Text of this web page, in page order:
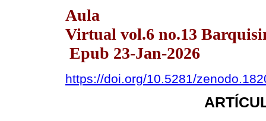
Aula
Virtual vol.6 no.13
Epub 23-Jan-2026
https://doi.org/10.5281/